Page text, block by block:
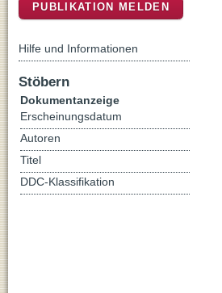
PUBLIKATION MELDEN
Hilfe und Informationen
Stöbern
Dokumentanzeige
Erscheinungsdatum
Autoren
Titel
DDC-Klassifikation